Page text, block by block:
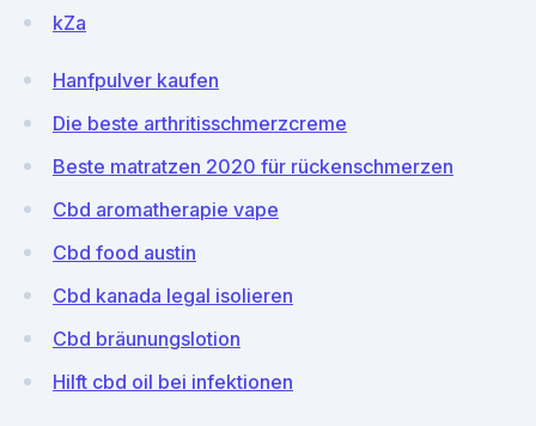
kZa
Hanfpulver kaufen
Die beste arthritisschmerzcreme
Beste matratzen 2020 für rückenschmerzen
Cbd aromatherapie vape
Cbd food austin
Cbd kanada legal isolieren
Cbd bräunungslotion
Hilft cbd oil bei infektionen